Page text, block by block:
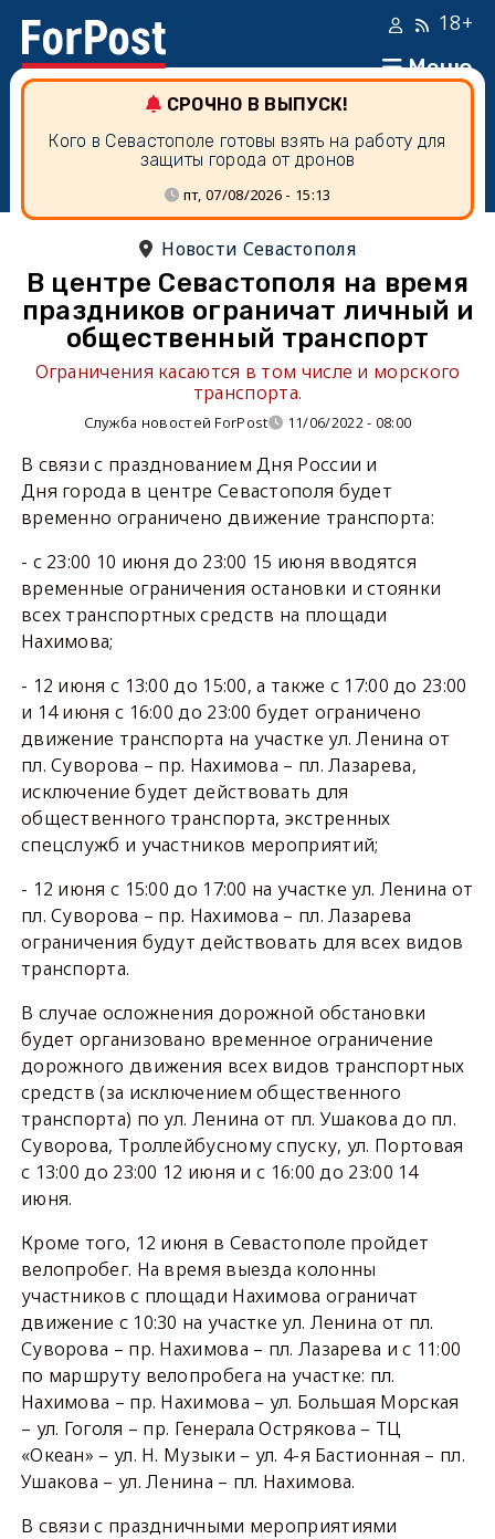
Меню
18+
СРОЧНО В ВЫПУСК!
Кого в Севастополе готовы взять на работу для
защиты города от дронов
пт, 07/08/2026 - 15:13
Новости Севастополя
В центре Севастополя на время
праздников ограничат личный и
общественный транспорт
Ограничения касаются в том числе и морского
транспорта.
Служба новостей ForPost 11/06/2022 - 08:00
В связи с празднованием Дня России и
Дня города в центре Севастополя будет
временно ограничено движение транспорта:
- с 23:00 10 июня до 23:00 15 июня вводятся
временные ограничения остановки и стоянки
всех транспортных средств на площади
Нахимова;
- 12 июня с 13:00 до 15:00, а также с 17:00 до 23:00
и 14 июня с 16:00 до 23:00 будет ограничено
движение транспорта на участке ул. Ленина от
пл. Суворова – пр. Нахимова – пл. Лазарева,
исключение будет действовать для
общественного транспорта, экстренных
спецслужб и участников мероприятий;
- 12 июня с 15:00 до 17:00 на участке ул. Ленина от
пл. Суворова – пр. Нахимова – пл. Лазарева
ограничения будут действовать для всех видов
транспорта.
В случае осложнения дорожной обстановки
будет организовано временное ограничение
дорожного движения всех видов транспортных
средств (за исключением общественного
транспорта) по ул. Ленина от пл. Ушакова до пл.
Суворова, Троллейбусному спуску, ул. Портовая
с 13:00 до 23:00 12 июня и с 16:00 до 23:00 14
июня.
Кроме того, 12 июня в Севастополе пройдет
велопробег. На время выезда колонны
участников с площади Нахимова ограничат
движение с 10:30 на участке ул. Ленина от пл.
Суворова – пр. Нахимова – пл. Лазарева и с 11:00
по маршруту велопробега на участке: пл.
Нахимова – пр. Нахимова – ул. Большая Морская
– ул. Гоголя – пр. Генерала Острякова – ТЦ
«Океан» – ул. Н. Музыки – ул. 4-я Бастионная – пл.
Ушакова – ул. Ленина – пл. Нахимова.
В связи с праздничными мероприятиями